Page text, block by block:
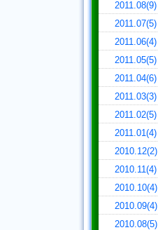
2011.08(9)
2011.07(5)
2011.06(4)
2011.05(5)
2011.04(6)
2011.03(3)
2011.02(5)
2011.01(4)
2010.12(2)
2010.11(4)
2010.10(4)
2010.09(4)
2010.08(5)